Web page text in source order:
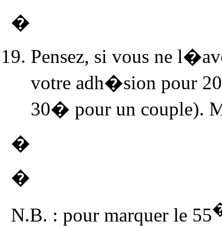
�
Pensez, si vous ne
votre adh�sion pour
30� pour un couple).
�
�
N.B. : pour marquer le 55